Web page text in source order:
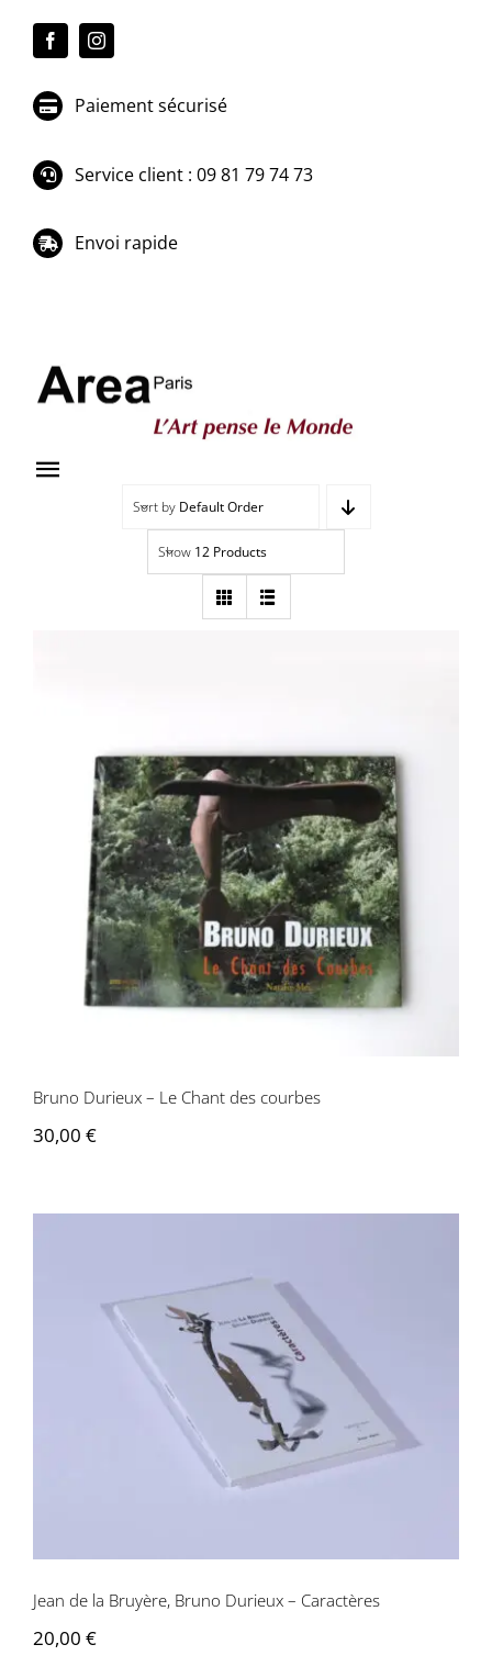
Paiement sécurisé
Service client : 09 81 79 74 73
Envoi rapide
Toggle
Navigation
Area revue)s(
Area antic
À propos
Sort by Default Order
Show 12 Products
Bruno Durieux – Le Chant des courbes
Bruno Durieux – Le Chant des courbes
30,00 €
Jean de la Bruyère, Bruno Durieux –
Caractères
Jean de la Bruyère, Bruno Durieux – Caractères
20,00 €